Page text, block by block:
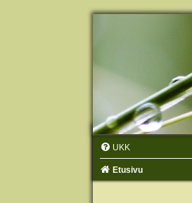
UKK
Etusivu